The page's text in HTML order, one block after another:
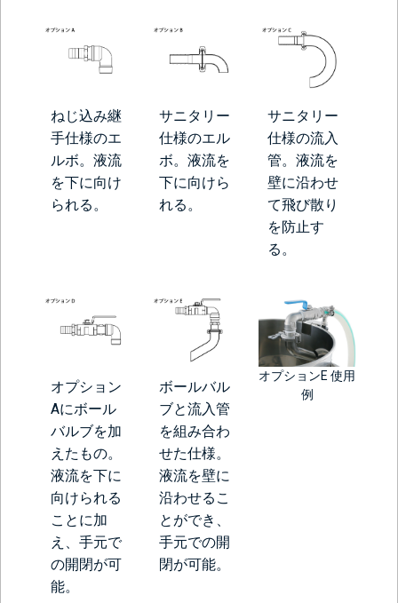
ねじ込み継
手仕様のエ
ルボ。液流
を下に向け
られる。
サニタリー
仕様のエル
ボ。液流を
下に向けら
れる。
サニタリー
仕様の流入
管。液流を
壁に沿わせ
て飛び散り
を防止す
る。
オプション
Aにボール
バルブを加
えたもの。
液流を下に
向けられる
ことに加
え、手元で
の開閉が可
能。
ボールバル
ブと流入管
を組み合わ
せた仕様。
液流を壁に
沿わせるこ
とができ、
手元での開
閉が可能。
オプションE 使用
例